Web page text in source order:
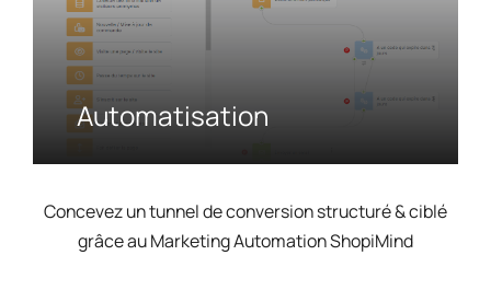
Automatisation
Concevez un tunnel de conversion structuré & ciblé
grâce au Marketing Automation ShopiMind